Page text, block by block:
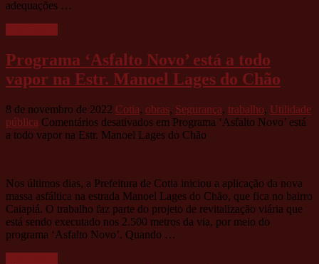
adequações …
Programa ‘Asfalto Novo’ está a todo
vapor na Estr. Manoel Lages do Chão
8 de novembro de 2022 Cotia, obras, Segurança, trabalho, Utilidade
pública Comentários desativados em Programa ‘Asfalto Novo’ está
a todo vapor na Estr. Manoel Lages do Chão
Nos últimos dias, a Prefeitura de Cotia iniciou a aplicação da nova
massa asfáltica na estrada Manoel Lages do Chão, que fica no bairro
Caiapiá. O trabalho faz parte do projeto de revitalização viária que
está sendo executado nos 2.500 metros da via, por meio do
programa ‘Asfalto Novo’. Quando …